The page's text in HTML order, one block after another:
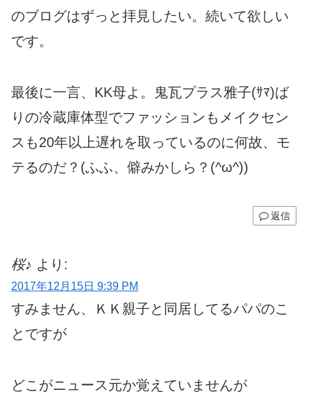
のブログはずっと拝見したい。続いて欲しい
です。
最後に一言、KK母よ。鬼瓦プラス雅子(ｻﾏ)ば
りの冷蔵庫体型でファッションもメイクセン
スも20年以上遅れを取っているのに何故、モ
テるのだ？(ふふ、僻みかしら？(^ω^))
返信
桜♪ より:
2017年12月15日 9:39 PM
すみません、ＫＫ親子と同居してるパパのこ
とですが
どこがニュース元か覚えていませんが